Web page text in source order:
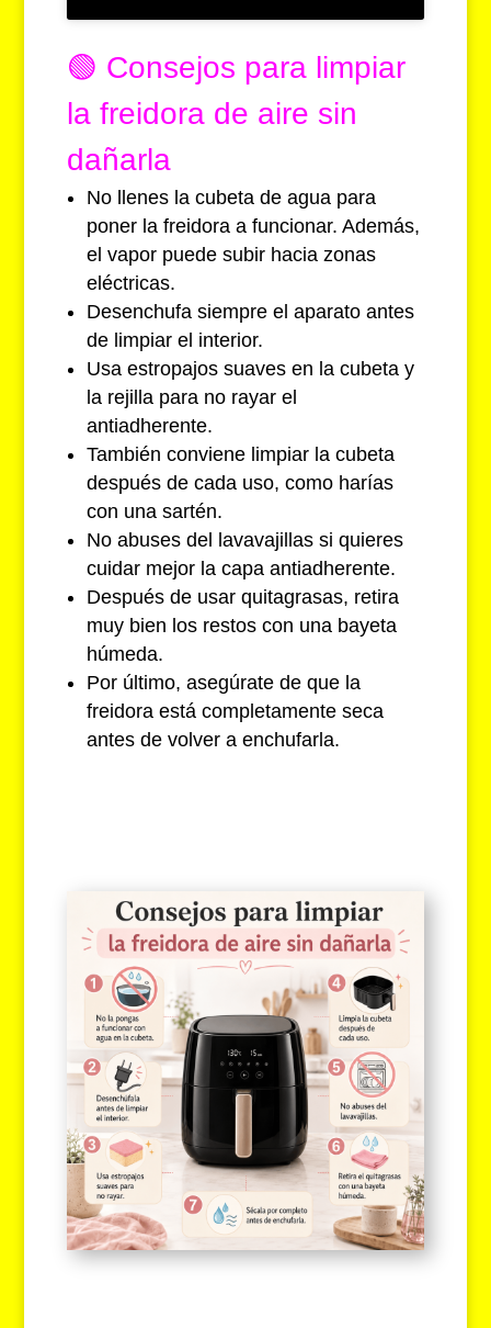
🟢 Consejos para limpiar
la freidora de aire sin
dañarla
No llenes la cubeta de agua para
poner la freidora a funcionar. Además,
el vapor puede subir hacia zonas
eléctricas.
Desenchufa siempre el aparato antes
de limpiar el interior.
Usa estropajos suaves en la cubeta y
la rejilla para no rayar el
antiadherente.
También conviene limpiar la cubeta
después de cada uso, como harías
con una sartén.
No abuses del lavavajillas si quieres
cuidar mejor la capa antiadherente.
Después de usar quitagrasas, retira
muy bien los restos con una bayeta
húmeda.
Por último, asegúrate de que la
freidora está completamente seca
antes de volver a enchufarla.